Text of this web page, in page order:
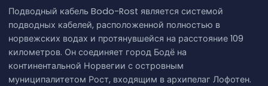
Подводный кабель Bodo-Rost является системой
подводных кабелей, расположенной полностью в
норвежских водах и протянувшейся на расстояние 109
километров. Он соединяет город Бодё на
континентальной Норвегии с островным
муниципалитетом Рост, входящим в архипелаг Лофотен.